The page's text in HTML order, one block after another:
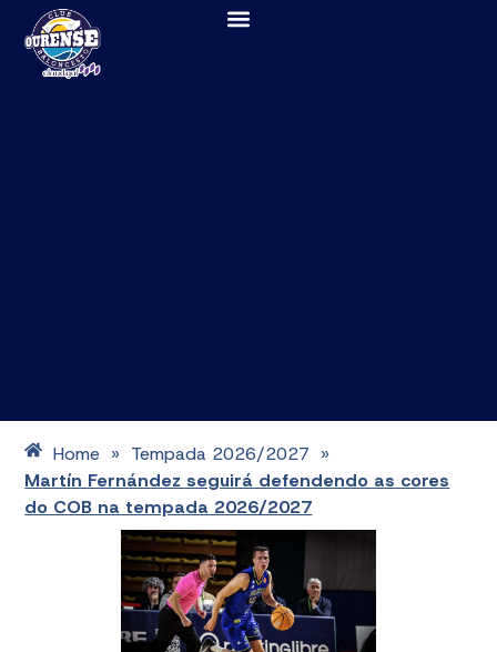
Home » Tempada 2026/2027 »
Martín Fernández seguirá defendendo as cores
do COB na tempada 2026/2027